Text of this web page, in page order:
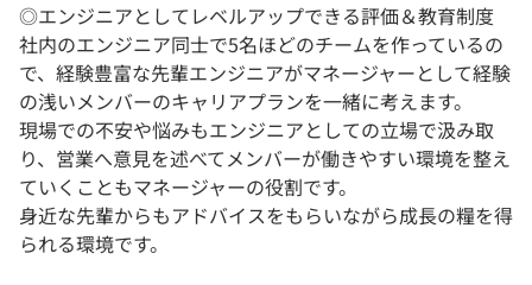
◎エンジニアとしてレベルアップできる評価＆教育制度
社内のエンジニア同士で5名ほどのチームを作っているの
で、経験豊富な先輩エンジニアがマネージャーとして経験
の浅いメンバーのキャリアプランを一緒に考えます。
現場での不安や悩みもエンジニアとしての立場で汲み取
り、営業へ意見を述べてメンバーが働きやすい環境を整え
ていくこともマネージャーの役割です。
身近な先輩からもアドバイスをもらいながら成長の糧を得
られる環境です。